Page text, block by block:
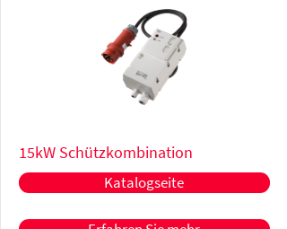
15kW Schützkombination
Katalogseite